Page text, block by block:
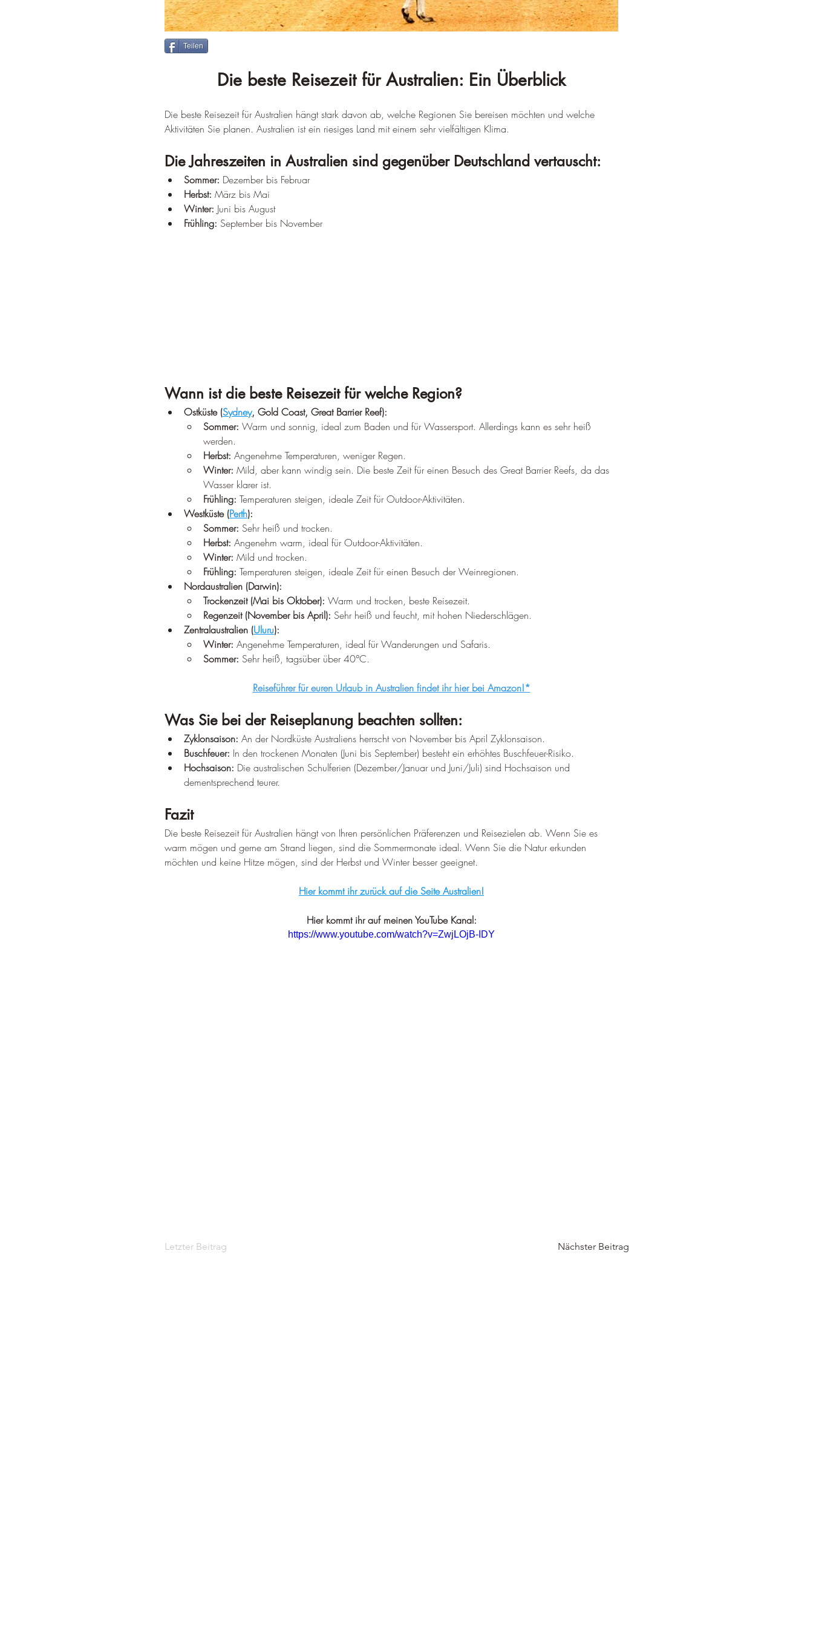
–¡
Teilen
Die beste Reisezeit für Australien: Ein Überblick
Die beste Reisezeit für Australien hängt stark davon ab, welche Regionen Sie bereisen möchten und welche
Aktivitäten Sie planen. Australien ist ein riesiges Land mit einem sehr vielfältigen Klima.
Die Jahreszeiten in Australien sind gegenüber Deutschland vertauscht:
Sommer: Dezember bis Februar
Herbst: März bis Mai
Winter: Juni bis August
Frühling: September bis November
Wann ist die beste Reisezeit für welche Region?
Ostküste (Sydney, Gold Coast, Great Barrier Reef):
Sommer: Warm und sonnig, ideal zum Baden und für Wassersport. Allerdings kann es sehr heiß
werden.
Herbst: Angenehme Temperaturen, weniger Regen.
Winter: Mild, aber kann windig sein. Die beste Zeit für einen Besuch des Great Barrier Reefs, da das
Wasser klarer ist.
Frühling: Temperaturen steigen, ideale Zeit für Outdoor-Aktivitäten.
Westküste (Perth):
Sommer: Sehr heiß und trocken.
Herbst: Angenehm warm, ideal für Outdoor-Aktivitäten.
Winter: Mild und trocken.
Frühling: Temperaturen steigen, ideale Zeit für einen Besuch der Weinregionen.
Nordaustralien (Darwin):
Trockenzeit (Mai bis Oktober): Warm und trocken, beste Reisezeit.
Regenzeit (November bis April): Sehr heiß und feucht, mit hohen Niederschlägen.
Zentralaustralien (Uluru):
Winter: Angenehme Temperaturen, ideal für Wanderungen und Safaris.
Sommer: Sehr heiß, tagsüber über 40°C.
Reiseführer für euren Urlaub in Australien findet ihr hier bei Amazon!*
Was Sie bei der Reiseplanung beachten sollten:
Zyklonsaison: An der Nordküste Australiens herrscht von November bis April Zyklonsaison.
Buschfeuer: In den trockenen Monaten (Juni bis September) besteht ein erhöhtes Buschfeuer-Risiko.
Hochsaison: Die australischen Schulferien (Dezember/Januar und Juni/Juli) sind Hochsaison und
dementsprechend teurer.
Fazit
Die beste Reisezeit für Australien hängt von Ihren persönlichen Präferenzen und Reisezielen ab. Wenn Sie es
warm mögen und gerne am Strand liegen, sind die Sommermonate ideal. Wenn Sie die Natur erkunden
möchten und keine Hitze mögen, sind der Herbst und Winter besser geeignet.
Hier kommt ihr zurück auf die Seite Australien!
Hier kommt ihr auf meinen YouTube Kanal:
https://www.youtube.com/watch?v=ZwjLOjB-IDY
Letzter Beitrag Nächster Beitrag